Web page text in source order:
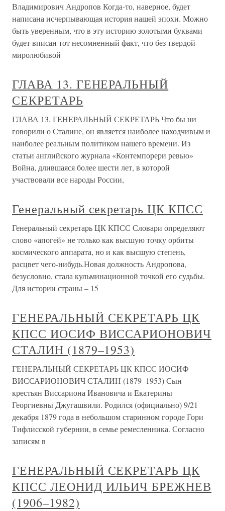
Владимирович Андропов Когда-то, наверное, будет
написана исчерпывающая история нашей эпохи. Можно
быть уверенным, что в эту историю золотыми буквами
будет вписан тот несомненный факт, что без твердой
миролюбивой
ГЛАВА 13. ГЕНЕРАЛЬНЫЙ
СЕКРЕТАРЬ
ГЛАВА 13. ГЕНЕРАЛЬНЫЙ СЕКРЕТАРЬ Что бы ни
говорили о Сталине, он является наиболее находчивым и
наи­более реальным политиком нашего времени. Из
статьи английского журнала «Контемпорери ревью»
Война, длившаяся более шести лет, в которой
участвовали все народы России,
Генеральный секретарь ЦК КПСС
Генеральный секретарь ЦК КПСС Словари определяют
слово «апогей» не только как высшую точку орбиты
космического аппарата, но и как высшую степень,
расцвет чего-нибудь.Новая должность Андропова,
безусловно, стала кульминационной точкой его судьбы.
Для истории страны – 15
ГЕНЕРАЛЬНЫЙ СЕКРЕТАРЬ ЦК
КПСС ИОСИФ ВИССАРИОНОВИЧ
СТАЛИН (1879–1953)
ГЕНЕРАЛЬНЫЙ СЕКРЕТАРЬ ЦК КПСС ИОСИФ
ВИССАРИОНОВИЧ СТАЛИН (1879–1953) Сын
крестьян Виссариона Ивановича и Екатерины
Георгиевны Джугашвили. Родился (официально) 9/21
декабря 1879 года в небольшом старинном городе Гори
Тифлисской губернии, в семье ремесленника. Согласно
записям в
ГЕНЕРАЛЬНЫЙ СЕКРЕТАРЬ ЦК
КПСС ЛЕОНИД ИЛЬИЧ БРЕЖНЕВ
(1906–1982)